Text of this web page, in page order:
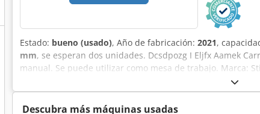
Estado: bueno (usado), Año de fabricación: 2021,
mm, se esperan dos unidades. Dcsdpozg I Eljfx Aamek
manual. Se puede utilizar como mesa de trabajo. Marca:
Descubra más máquinas usadas